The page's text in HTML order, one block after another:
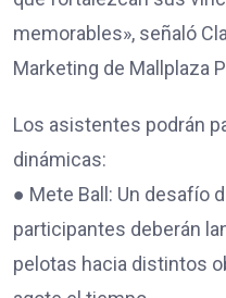
memorables», señaló
Marketing de Mallplaza
Los asistentes podrán
dinámicas:
● Mete Ball: Un desafío
participantes deberán
pelotas hacia distintos